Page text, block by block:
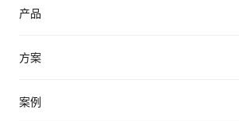
产品
营销获客
方案
企业直播营销方案
案例